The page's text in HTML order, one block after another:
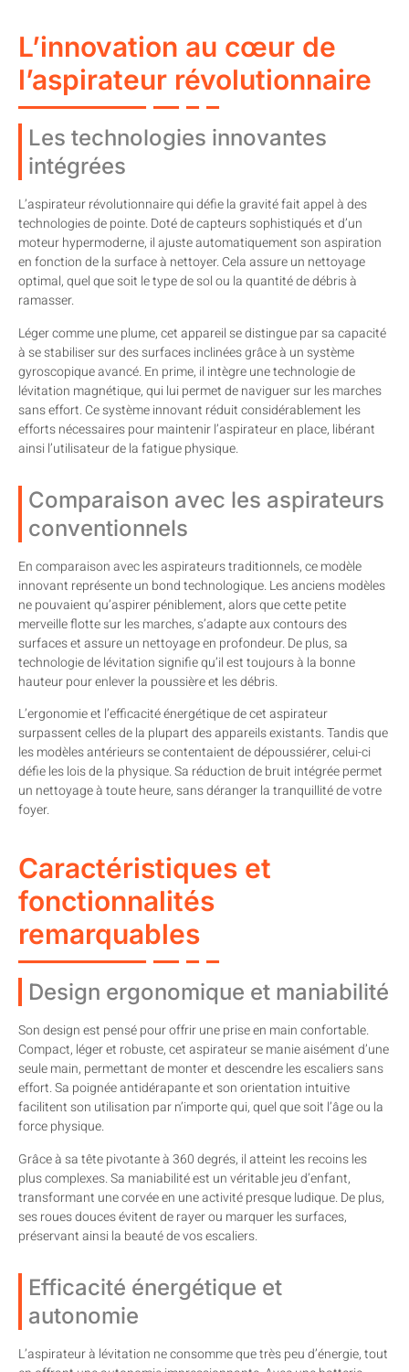
L’innovation au cœur de
l’aspirateur révolutionnaire
Les technologies innovantes
intégrées
L’aspirateur révolutionnaire qui défie la gravité fait appel à des
technologies de pointe. Doté de capteurs sophistiqués et d’un
moteur hypermoderne, il ajuste automatiquement son aspiration
en fonction de la surface à nettoyer. Cela assure un nettoyage
optimal, quel que soit le type de sol ou la quantité de débris à
ramasser.
Léger comme une plume, cet appareil se distingue par sa capacité
à se stabiliser sur des surfaces inclinées grâce à un système
gyroscopique avancé. En prime, il intègre une technologie de
lévitation magnétique, qui lui permet de naviguer sur les marches
sans effort. Ce système innovant réduit considérablement les
efforts nécessaires pour maintenir l’aspirateur en place, libérant
ainsi l’utilisateur de la fatigue physique.
Comparaison avec les aspirateurs
conventionnels
En comparaison avec les aspirateurs traditionnels, ce modèle
innovant représente un bond technologique. Les anciens modèles
ne pouvaient qu’aspirer péniblement, alors que cette petite
merveille flotte sur les marches, s’adapte aux contours des
surfaces et assure un nettoyage en profondeur. De plus, sa
technologie de lévitation signifie qu’il est toujours à la bonne
hauteur pour enlever la poussière et les débris.
L’ergonomie et l’efficacité énergétique de cet aspirateur
surpassent celles de la plupart des appareils existants. Tandis que
les modèles antérieurs se contentaient de dépoussiérer, celui-ci
défie les lois de la physique. Sa réduction de bruit intégrée permet
un nettoyage à toute heure, sans déranger la tranquillité de votre
foyer.
Caractéristiques et
fonctionnalités
remarquables
Design ergonomique et maniabilité
Son design est pensé pour offrir une prise en main confortable.
Compact, léger et robuste, cet aspirateur se manie aisément d’une
seule main, permettant de monter et descendre les escaliers sans
effort. Sa poignée antidérapante et son orientation intuitive
facilitent son utilisation par n’importe qui, quel que soit l’âge ou la
force physique.
Grâce à sa tête pivotante à 360 degrés, il atteint les recoins les
plus complexes. Sa maniabilité est un véritable jeu d’enfant,
transformant une corvée en une activité presque ludique. De plus,
ses roues douces évitent de rayer ou marquer les surfaces,
préservant ainsi la beauté de vos escaliers.
Efficacité énergétique et
autonomie
L’aspirateur à lévitation ne consomme que très peu d’énergie, tout